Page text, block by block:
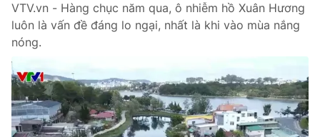
VTV.vn - Hàng chục năm qua, ô nhiễm hồ Xuân Hương
luôn là vấn đề đáng lo ngại, nhất là khi vào mùa nắng
nóng.